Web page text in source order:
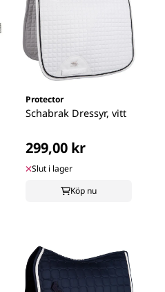
Protector
Schabrak Dressyr, vitt
299,00 kr
Slut i lager
Köp nu